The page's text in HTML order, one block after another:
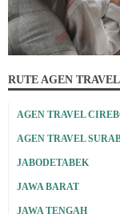
RUTE AGEN
AGEN TRAVEL
AGEN TRAVEL
JABODETABEK
JAWA BARAT
JAWA TENGAH